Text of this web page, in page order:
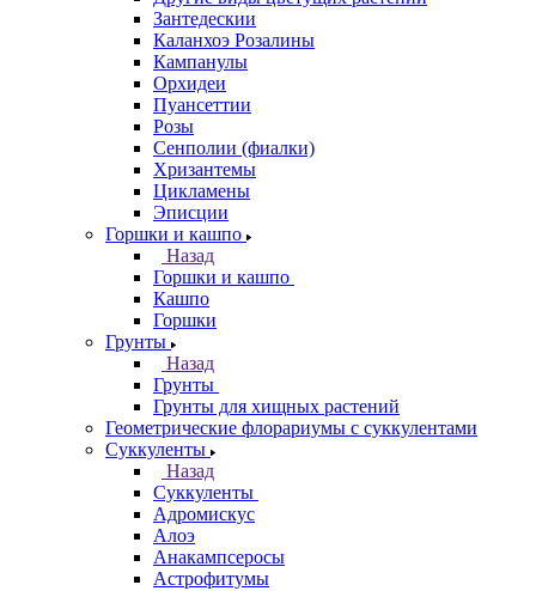
Зантедескии
Каланхоэ Розалины
Кампанулы
Орхидеи
Пуансеттии
Розы
Сенполии (фиалки)
Хризантемы
Цикламены
Эписции
Горшки и кашпо
Назад
Горшки и кашпо
Кашпо
Горшки
Грунты
Назад
Грунты
Грунты для хищных растений
Геометрические флорариумы с суккулентами
Суккуленты
Назад
Суккуленты
Адромискус
Алоэ
Анакампсеросы
Астрофитумы